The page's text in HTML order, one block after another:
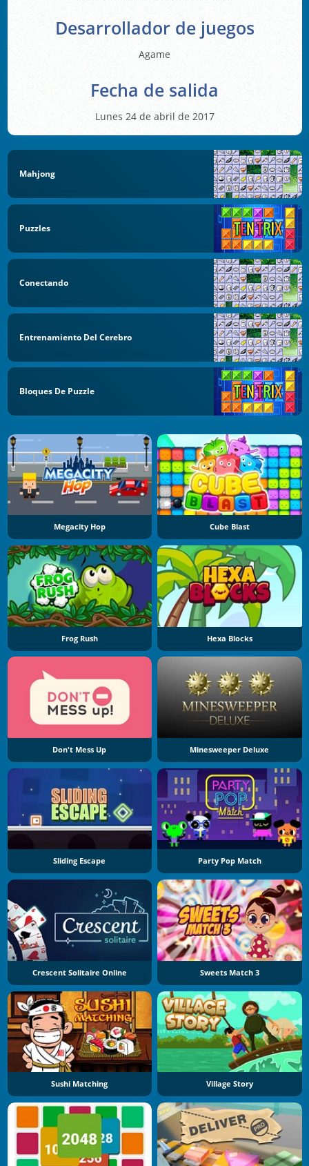
Desarrollador de juegos
Agame
Fecha de salida
Lunes 24 de abril de 2017
Mahjong
Puzzles
Conectando
Entrenamiento Del Cerebro
Bloques De Puzzle
Megacity Hop Cube Blast
Frog Rush Hexa Blocks
Don't Mess Up Minesweeper Deluxe
Sliding Escape Party Pop Match
Crescent Solitaire Online Sweets Match 3
Sushi Matching Village Story